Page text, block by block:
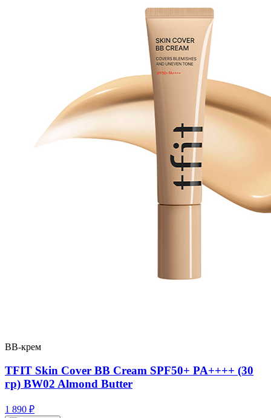
BB-крем
TFIT Skin Cover BB Cream SPF50+ PA++++ (30
гр) BW02 Almond Butter
1 890 ₽